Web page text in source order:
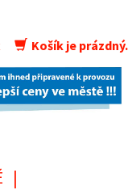
Košík je prázdný.
|